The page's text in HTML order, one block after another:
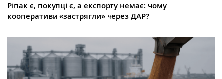
Ріпак є, покупці є, а експорту немає: чому
кооперативи «застрягли» через ДАР?